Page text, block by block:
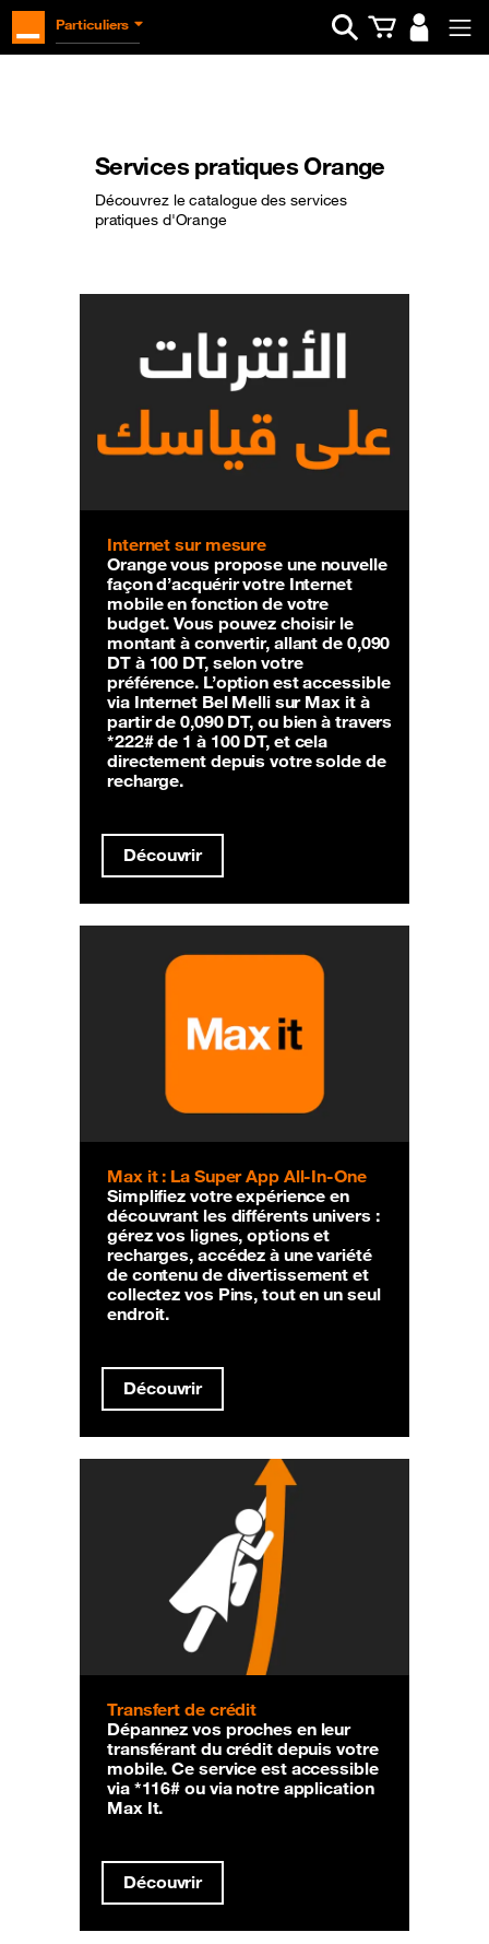
Particuliers Ouvrir la barre
Services pratiques Orange
Découvrez le catalogue des services
pratiques d'Orange
Internet sur mesure
Orange vous propose une nouvelle
façon d’acquérir votre Internet
mobile en fonction de votre
budget. Vous pouvez choisir le
montant à convertir, allant de 0,090
DT à 100 DT, selon votre
préférence. L’option est accessible
via Internet Bel Melli sur Max it à
partir de 0,090 DT, ou bien à travers
*222# de 1 à 100 DT, et cela
directement depuis votre solde de
recharge.
Découvrir
Max it : La Super App All-In-One
Simplifiez votre expérience en
découvrant les différents univers :
gérez vos lignes, options et
recharges, accédez à une variété
de contenu de divertissement et
collectez vos Pins, tout en un seul
endroit.
Découvrir
Transfert de crédit
Dépannez vos proches en leur
transférant du crédit depuis votre
mobile. Ce service est accessible
via *116# ou via notre application
Max It.
Découvrir